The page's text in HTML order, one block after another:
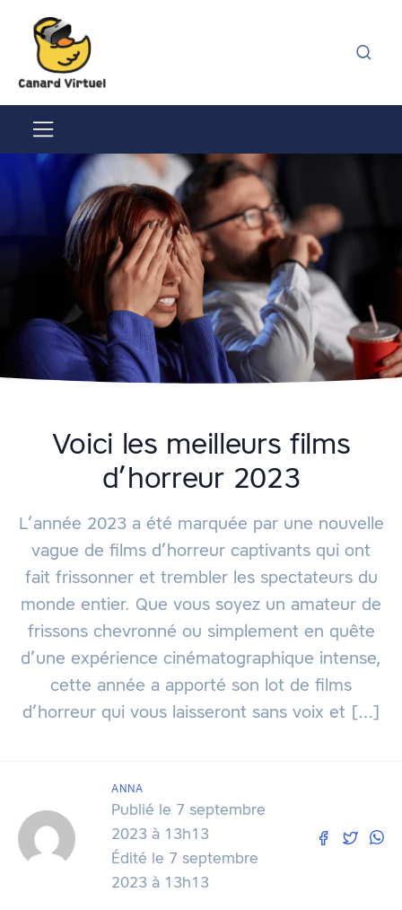
Voici les meilleurs films
d’horreur 2023
L’année 2023 a été marquée par une nouvelle
vague de films d’horreur captivants qui ont
fait frissonner et trembler les spectateurs du
monde entier. Que vous soyez un amateur de
frissons chevronné ou simplement en quête
d’une expérience cinématographique intense,
cette année a apporté son lot de films
d’horreur qui vous laisseront sans voix et […]
ANNA
Publié le 7 septembre
2023 à 13h13
Édité le 7 septembre
2023 à 13h13